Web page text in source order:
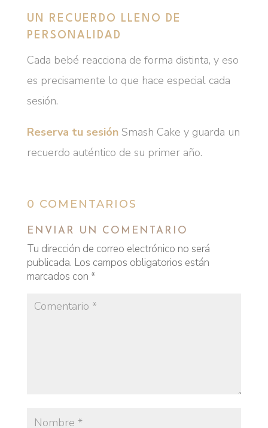
UN RECUERDO LLENO DE
PERSONALIDAD
Cada bebé reacciona de forma distinta, y eso
es precisamente lo que hace especial cada
sesión.
Reserva tu sesiónSmash Cake y guarda un
recuerdo auténtico de su primer año.
0 COMENTARIOS
ENVIAR UN COMENTARIO
Tu dirección de correo electrónico no será
publicada. Los campos obligatorios están
marcados con *